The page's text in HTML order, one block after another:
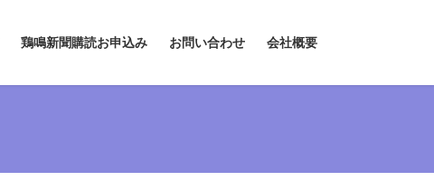
鶏鳴新聞購読お申込み お問い合わせ 会社概要